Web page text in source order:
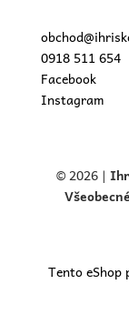
0918 511 654
Facebook
Instagram
© 2026 |
Tento eShop